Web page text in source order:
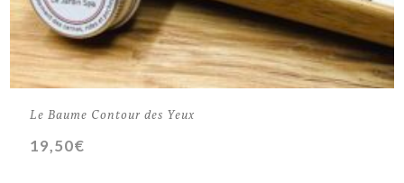
Le Baume Contour des Yeux
19,50€